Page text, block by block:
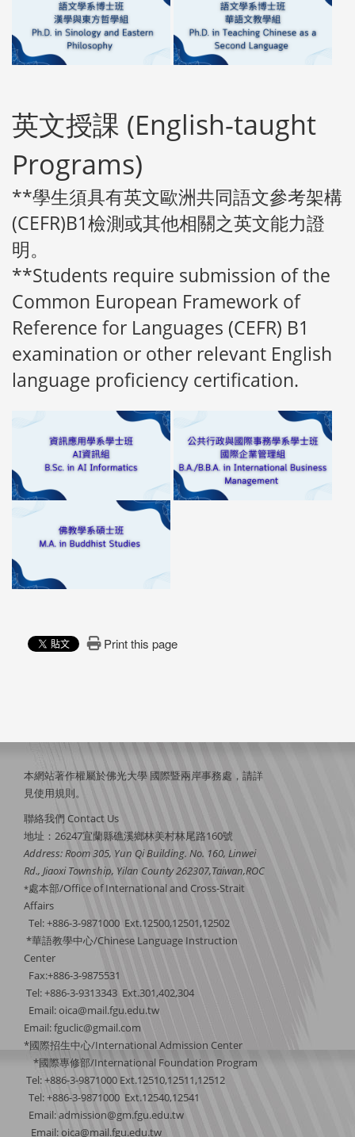
英文授課 (English-taught
Programs)
**學生須具有英文歐洲共同語文參考架構
(CEFR)B1檢測或其他相關之英文能力證
明。
**Students require submission of the
Common European Framework of
Reference for Languages (CEFR) B1
examination or other relevant English
language proficiency certification.
Print this page
本網站著作權屬於佛光大學 國際暨兩岸事務處，請詳
見使用規則。
聯絡我們 Contact Us
地址：26247宜蘭縣礁溪鄉林美村林尾路160號
Address: Room 305, Yun Qi Building. No. 160, Linwei
Rd., Jiaoxi Township, Yilan County 262307,Taiwan,ROC
*處本部/Office of International and Cross-Strait
Affairs
Tel: +886-3-9871000 Ext.12500,12501,12502
*華語教學中心/Chinese Language Instruction
Center
Fax:+886-3-9875531
Tel: +886-3-9313343 Ext.301,402,304
Email:oica@mail.fgu.edu.tw
Email: fguclic@gmail.com
*國際招生中心/International Admission Center
*國際專修部/International Foundation Program
Tel: +886-3-9871000 Ext.12510,12511,12512
Tel: +886-3-9871000 Ext.12540,12541
Email: admission@gm.fgu.edu.tw
Email:oica@mail.fgu.edu.tw